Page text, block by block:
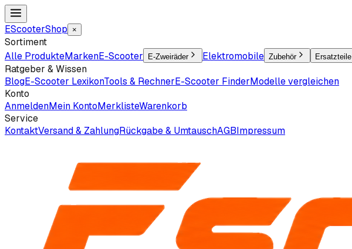
EScooterShop ×
Sortiment
Alle ProdukteMarkenE-Scooter E-Zweiräder Elektromobile Zubehör Ersatzteile
Ratgeber & Wissen
BlogE-Scooter LexikonTools & RechnerE-Scooter FinderModelle vergleichen
Konto
AnmeldenMein KontoMerklisteWarenkorb
Service
KontaktVersand & ZahlungRückgabe & UmtauschAGBImpressum